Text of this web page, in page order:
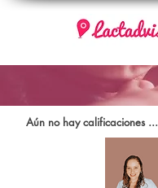
Aún no hay calificaciones ...